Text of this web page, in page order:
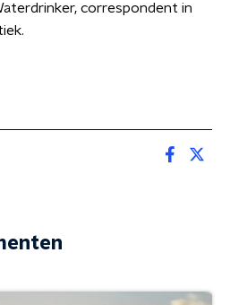
correspondent in